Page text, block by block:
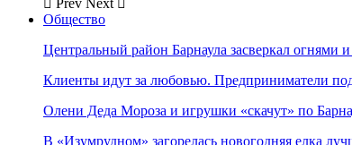
Prev Next
Общество
Центральный район Барнаула засверкал огнями
Клиенты идут за любовью. Предприниматели
Олени Деда Мороза и игрушки «скачут» по
В «Изумрудном» загорелась новогодняя елка